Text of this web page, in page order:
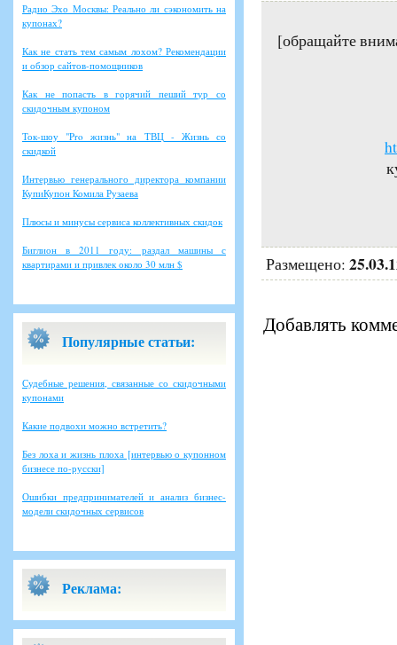
Радио Эхо Москвы: Реально ли сэкономить на
купонах?
Как не стать тем самым лохом? Рекомендации
и обзор сайтов-помощников
Как не попасть в горячий пеший тур со
скидочным купоном
Ток-шоу "Pro жизнь" на ТВЦ - Жизнь со
скидкой
Интервью генерального директора компании
КупиКупон Комила Рузаева
Плюсы и минусы сервиса коллективных скидок
Биглион в 2011 году: раздал машины с
квартирами и привлек около 30 млн $
Популярные статьи:
Судебные решения, связанные со скидочными
купонами
Какие подвохи можно встретить?
Без лоха и жизнь плоха [интервью о купонном
бизнесе по-русски]
Ошибки предпринимателей и анализ бизнес-
модели скидочных сервисов
Реклама:
[обращайте
Размещено:
Добавлять